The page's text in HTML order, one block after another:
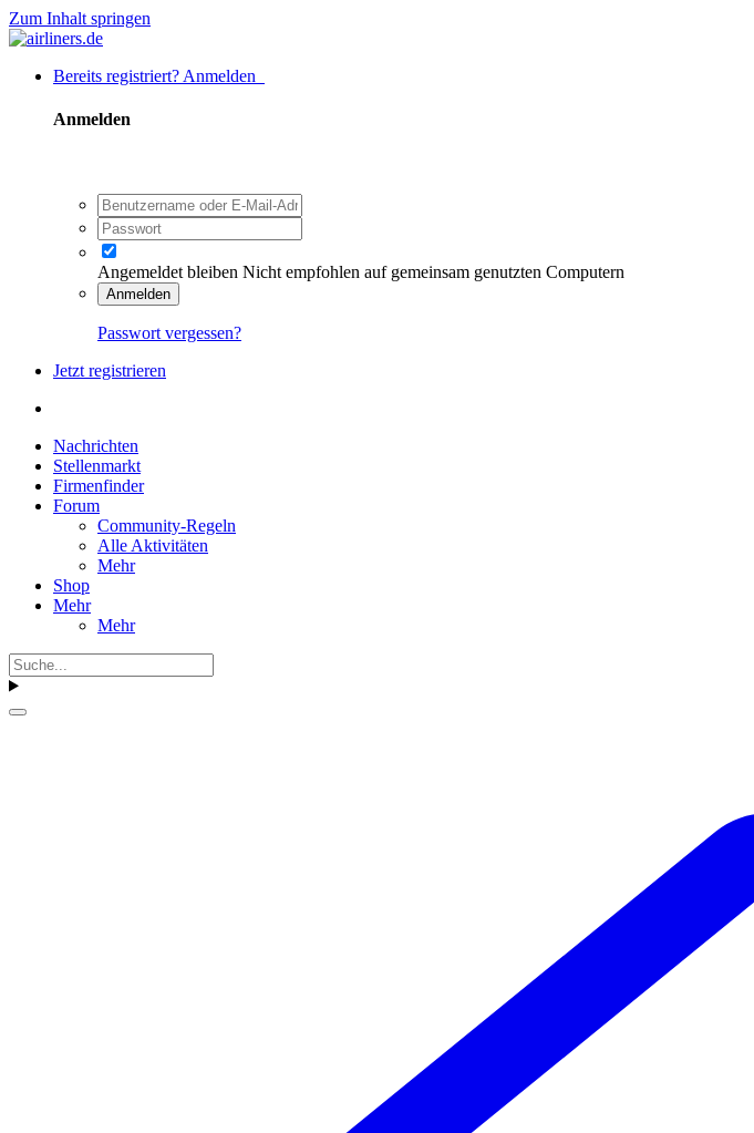
Zum Inhalt springen
Bereits registriert? Anmelden
Anmelden
Angemeldet bleiben Nicht empfohlen auf gemeinsam genutzten Computern
Anmelden
Passwort vergessen?
Jetzt registrieren
Nachrichten
Stellenmarkt
Firmenfinder
Forum
Community-Regeln
Alle Aktivitäten
Mehr
Shop
Mehr
Mehr